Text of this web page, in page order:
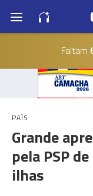
Faltam
PAÍS
Grande
pela PSP
ilhas